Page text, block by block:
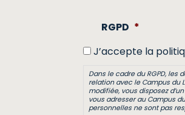
RGPD *
J’accepte la
Dans le cadre du RGPD,
relation avec le Campus du
modifiée, vous disposez
vous adresser au Campus
personnelles ne sont pas